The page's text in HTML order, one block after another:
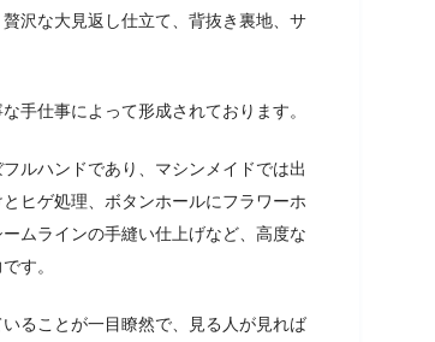
沢な大見返し仕立て、背抜き裏地、サ
手仕事によって形成されております。
ルハンドであり、マシンメイドでは出
ヒゲ処理、ボタンホールにフラワーホ
ムラインの手縫い仕上げなど、高度な
す。
ることが一目瞭然で、見る人が見れば